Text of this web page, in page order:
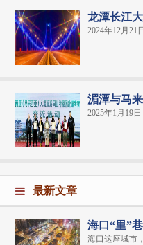
龙潭长江
2024年12月21
湄潭与马
2025年1月19
最新文章
海口“里”
海口这座城市